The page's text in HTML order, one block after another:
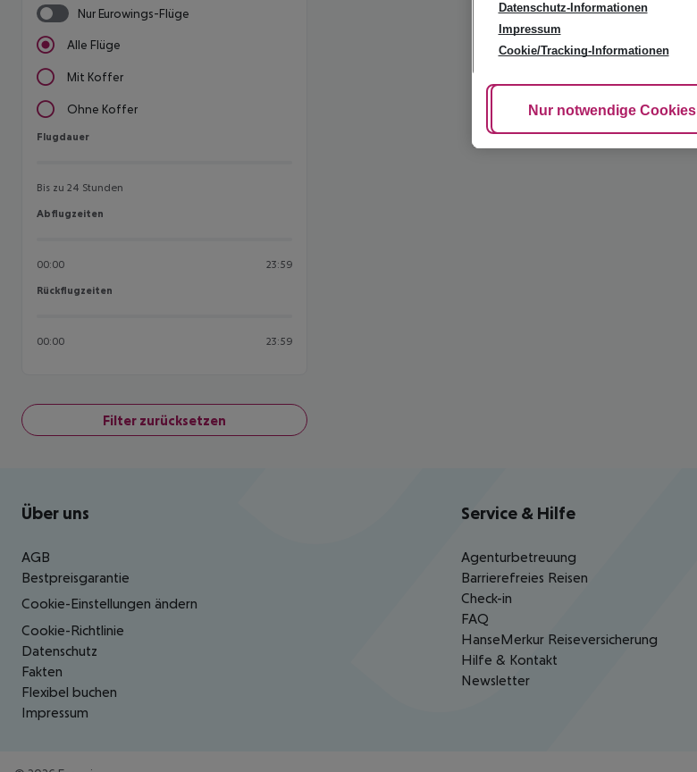
Nur Eurowings-Flüge
Alle Flüge
Mit Koffer
Ohne Koffer
Flugdauer
Flugdauer
Bis zu 24 Stunden
Abflugzeiten
Abflugzeiten
00:00 23:59
Rückflugzeiten
Rückflugzeiten
00:00 23:59
Filter zurücksetzen
Footer navigation
Über uns
AGB
Bestpreisgarantie
Cookie-Einstellungen ändern
Cookie-Richtlinie
Datenschutz
Fakten
Flexibel buchen
Impressum
Service & Hilfe
Agenturbetreuung
Barrierefreies Reisen
Check-in
FAQ
HanseMerkur Reiseversicherung
Hilfe & Kontakt
Newsletter
Datenschutz-Informationen
Impressum
Cookie/Tracking-Informationen
Cookie anpassen
Nur notwendige Cookies